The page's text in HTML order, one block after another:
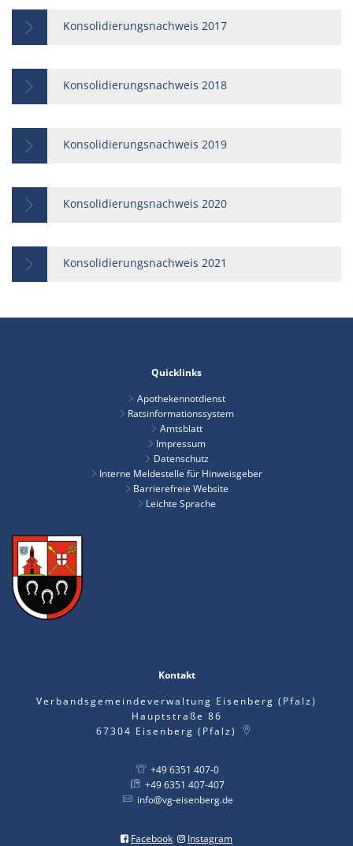
Konsolidierungsnachweis 2017
Konsolidierungsnachweis 2018
Konsolidierungsnachweis 2019
Konsolidierungsnachweis 2020
Konsolidierungsnachweis 2021
Quicklinks
Apothekennotdienst
Ratsinformationssystem
Amtsblatt
Impressum
Datenschutz
Interne Meldestelle für Hinweisgeber
Barrierefreie Website
Leichte Sprache
Kontakt
Verbandsgemeindeverwaltung Eisenberg (Pfalz)
Hauptstraße 86
67304 Eisenberg (Pfalz)
+49 6351 407-0
+49 6351 407-407
info@vg-eisenberg.de
Facebook
Instagram